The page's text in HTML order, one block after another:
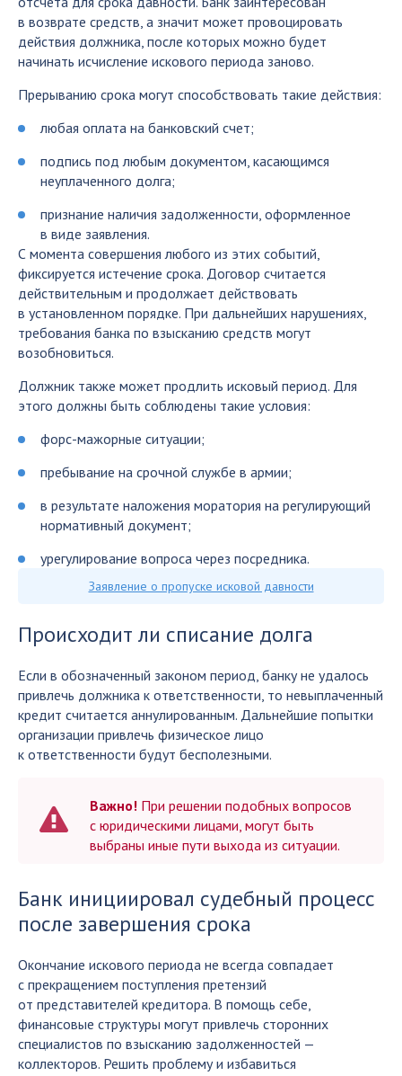
в возврате средств, а значит может провоцировать
действия должника, после которых можно будет
начинать исчисление искового периода заново.
Прерыванию срока могут способствовать такие действия:
любая оплата на банковский счет;
подпись под любым документом, касающимся
неуплаченного долга;
признание наличия задолженности, оформленное
в виде заявления.
С момента совершения любого из этих событий,
фиксируется истечение срока. Договор считается
действительным и продолжает действовать
в установленном порядке. При дальнейших нарушениях,
требования банка по взысканию средств могут
возобновиться.
Должник также может продлить исковый период. Для
этого должны быть соблюдены такие условия:
форс-мажорные ситуации;
пребывание на срочной службе в армии;
в результате наложения моратория на регулирующий
нормативный документ;
урегулирование вопроса через посредника.
Заявление о пропуске исковой давности
Происходит ли списание долга
Если в обозначенный законом период, банку не удалось
привлечь должника к ответственности, то невыплаченный
кредит считается аннулированным. Дальнейшие попытки
организации привлечь физическое лицо
к ответственности будут бесполезными.
Важно! При решении подобных вопросов
с юридическими лицами, могут быть
выбраны иные пути выхода из ситуации.
Банк инициировал судебный процесс
после завершения срока
Окончание искового периода не всегда совпадает
с прекращением поступления претензий
от представителей кредитора. В помощь себе,
финансовые структуры могут привлечь сторонних
специалистов по взысканию задолженностей —
коллекторов. Решить проблему и избавиться